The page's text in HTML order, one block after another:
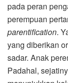
pada peran
perempuan
parentification.
yang diberikan
sadar. Anak
Padahal,